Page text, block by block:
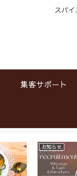
スパ
集客サポート
お知らせ